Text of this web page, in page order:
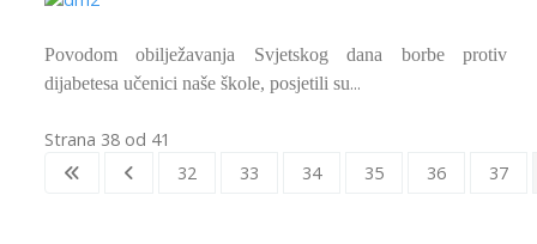
Povodom obilježavanja Svjetskog dana borbe protiv
dijabetesa učenici naše škole, posjetili su...
Strana 38 od 41
32
33 34 35 36 37